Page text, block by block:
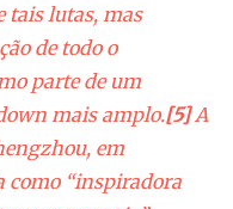
tais lutas, mas
de todo o
parte de um
mais amplo.[5]A
em
como “inspiradora